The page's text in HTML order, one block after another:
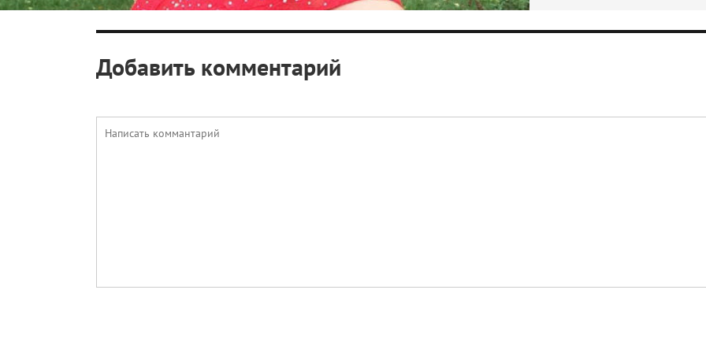
Добавить комментарий